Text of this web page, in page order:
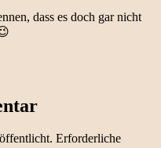
dass es doch gar nicht
Erforderliche